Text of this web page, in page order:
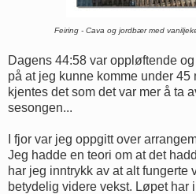
Feiring - Cava og jordbær med
Dagens 44:58 var oppløftende
på at jeg kunne komme under 45
kjentes det som det var mer å ta
sesongen...
I fjor var jeg oppgitt over
Jeg hadde en teori om at det
har jeg inntrykk av at alt fungerte
betydelig videre vekst. Løpet